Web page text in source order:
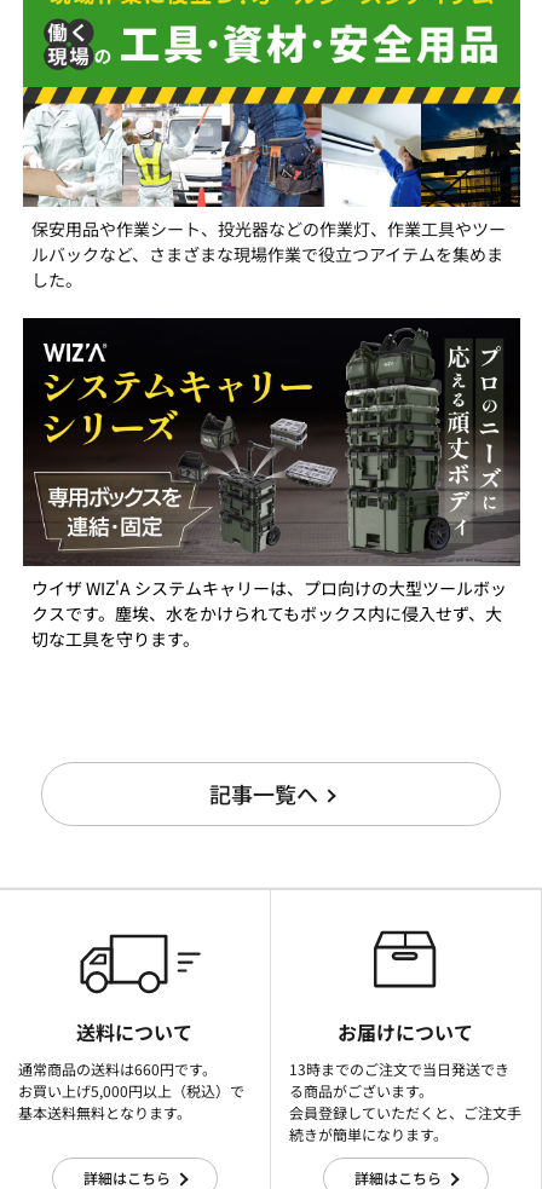
保安用品や作業シート、投光器などの作業灯、作業工具やツー
ルバックなど、さまざまな現場作業で役立つアイテムを集めま
した。
ウイザ WIZ'A システムキャリーは、プロ向けの大型ツールボッ
クスです。塵埃、水をかけられてもボックス内に侵入せず、大
切な工具を守ります。
記事一覧へ
送料について
通常商品の送料は660円です。
お買い上げ5,000円以上（税込）で
基本送料無料となります。
詳細はこちら
お届けについて
13時までのご注文で当日発送でき
る商品がございます。
会員登録していただくと、ご注文手
続きが簡単になります。
詳細はこちら